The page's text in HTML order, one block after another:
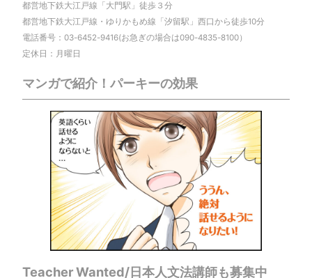
都営地下鉄大江戸線「大門駅」徒歩３分
都営地下鉄大江戸線・ゆりかもめ線「汐留駅」西口から徒歩10分
電話番号：03-6452-9416(お急ぎの場合は090-4835-8100）
定休日：月曜日
マンガで紹介！パーキーの効果
Teacher Wanted/日本人文法講師も募集中